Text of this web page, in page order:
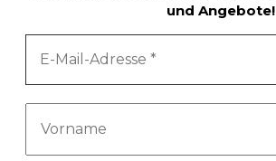
und Angebote!